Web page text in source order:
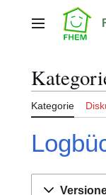
springenHauptmenü
Kategorie